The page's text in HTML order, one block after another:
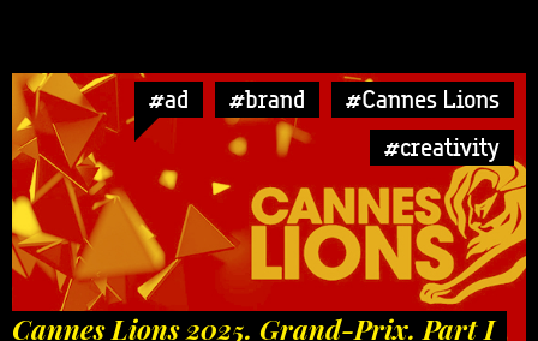
#ad #brand
#Cannes Lions
#creativity
Cannes Lions 2025. Grand-Prix. Part I